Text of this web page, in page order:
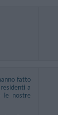
fatto
a
le nostre